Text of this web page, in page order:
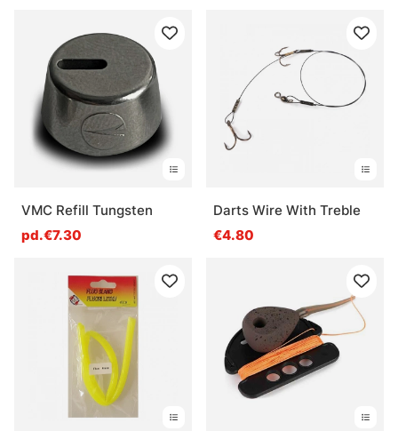
VMC Refill Tungsten
pd.€7.30
Darts Wire With Treble
€4.80